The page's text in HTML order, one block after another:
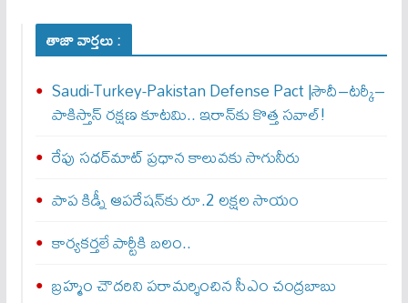
తాజా వార్తలు :
Saudi-Turkey-Pakistan Defense Pact |సౌదీ–టర్కీ–
పాకిస్తాన్ రక్షణ కూటమి.. ఇరాన్‌కు కొత్త సవాల్!
రేపు సధర్‌మాట్‌ ప్రధాన కాలువకు సాగునీరు
పాప కిడ్నీ ఆపరేషన్‌కు రూ.2 లక్షల సాయం
కార్యకర్తలే పార్టీకి బలం..
బ్రహ్మం చౌదరిని పరామర్శించిన సీఎం చంద్రబాబు